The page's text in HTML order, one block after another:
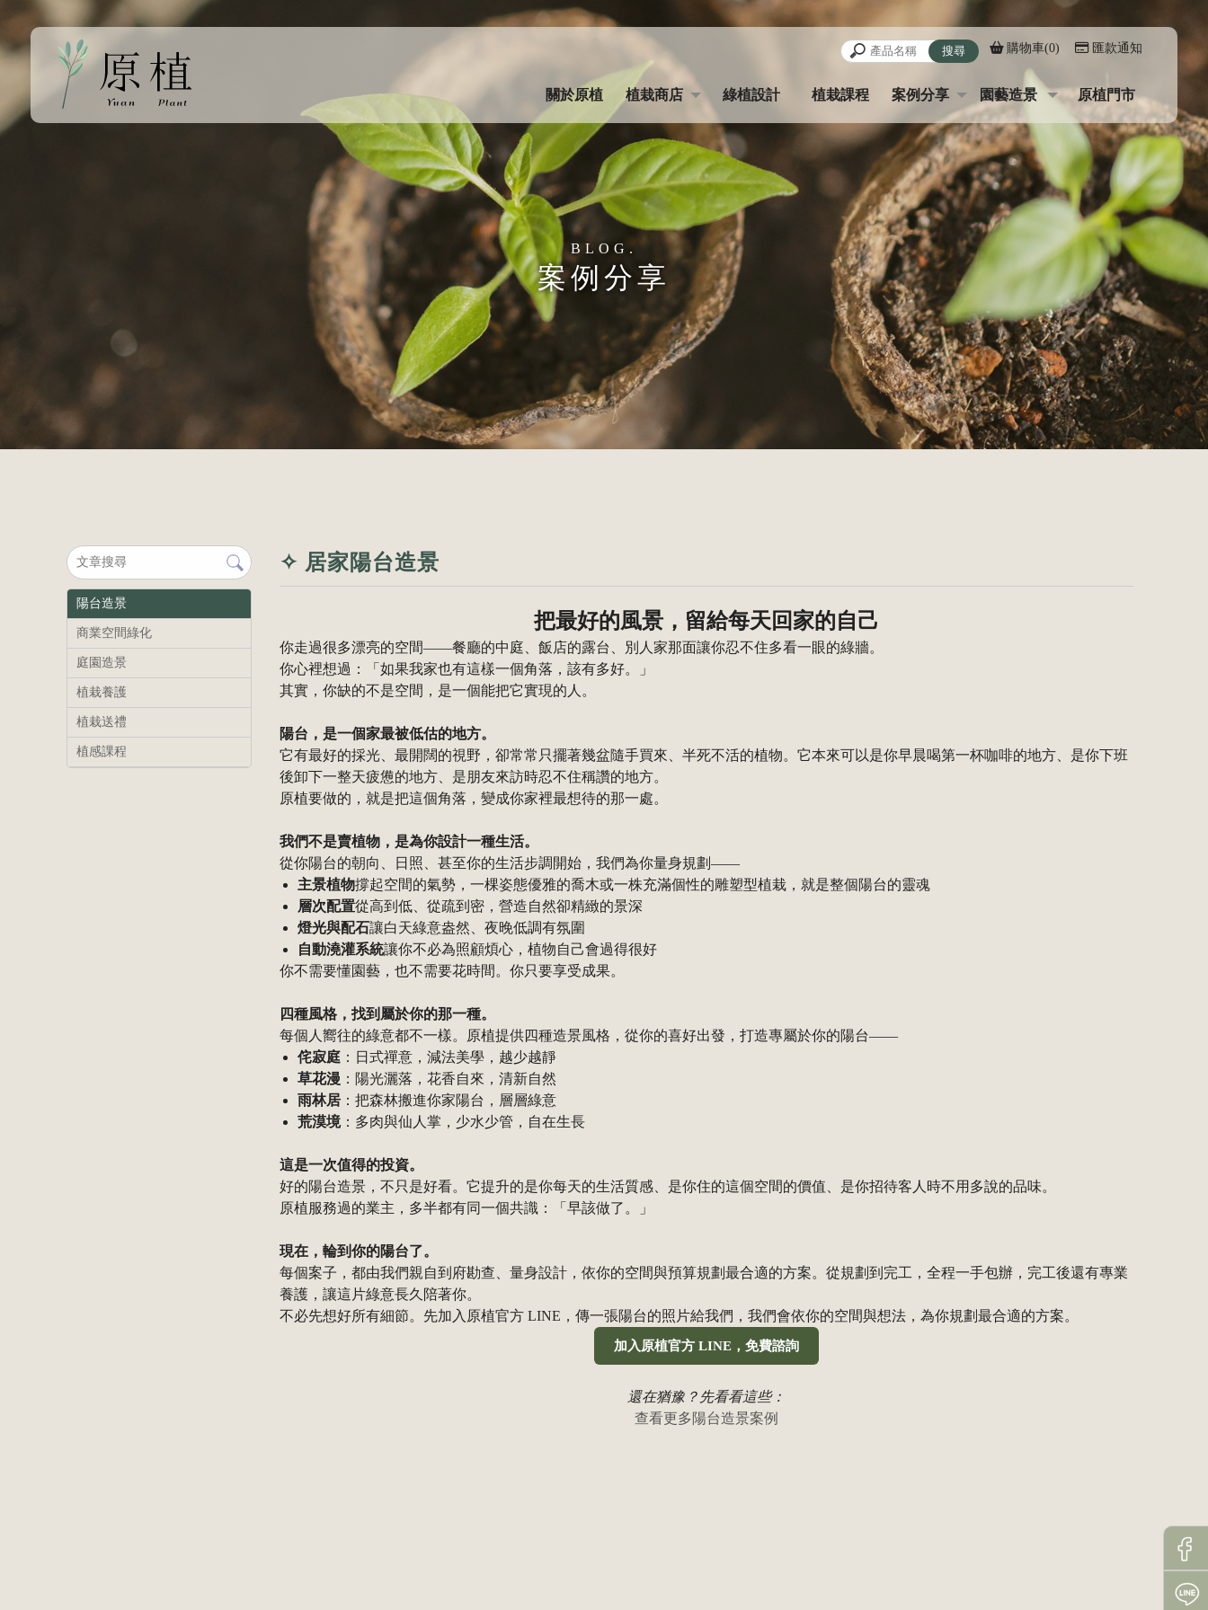
購物車(0) 匯款通知
關於原植
ABOUT
植栽商店
SHOP
綠植設計
PLANT
植栽課程
COURSE
案例分享
BLOG
園藝造景
LANDSC
AP
原植門市
CONTACT
案例分享
陽台造景
商業空間綠化
庭園造景
植栽養護
植栽送禮
植感課程
✧ 居家陽台造景
把最好的風景，留給每天回家的自己
你走過很多漂亮的空間——餐廳的中庭、飯店的露台、別人家那面讓你忍不住多看一眼的綠牆。
你心裡想過：「如果我家也有這樣一個角落，該有多好。」
其實，你缺的不是空間，是一個能把它實現的人。
陽台，是一個家最被低估的地方。
它有最好的採光、最開闊的視野，卻常常只擺著幾盆隨手買來、半死不活的植物。它本來可以是你早晨喝第一杯咖啡的地方、是你下班
後卸下一整天疲憊的地方、是朋友來訪時忍不住稱讚的地方。
原植要做的，就是把這個角落，變成你家裡最想待的那一處。
我們不是賣植物，是為你設計一種生活。
從你陽台的朝向、日照、甚至你的生活步調開始，我們為你量身規劃——
主景植物撐起空間的氣勢，一棵姿態優雅的喬木或一株充滿個性的雕塑型植栽，就是整個陽台的靈魂
層次配置從高到低、從疏到密，營造自然卻精緻的景深
燈光與配石讓白天綠意盎然、夜晚低調有氛圍
自動澆灌系統讓你不必為照顧煩心，植物自己會過得很好
你不需要懂園藝，也不需要花時間。你只要享受成果。
四種風格，找到屬於你的那一種。
每個人嚮往的綠意都不一樣。原植提供四種造景風格，從你的喜好出發，打造專屬於你的陽台——
侘寂庭 ：日式禪意，減法美學，越少越靜
草花漫 ：陽光灑落，花香自來，清新自然
雨林居 ：把森林搬進你家陽台，層層綠意
荒漠境：多肉與仙人掌，少水少管，自在生長
這是一次值得的投資。
好的陽台造景，不只是好看。它提升的是你每天的生活質感、是你住的這個空間的價值、是你招待客人時不用多說的品味。
原植服務過的業主，多半都有同一個共識：「早該做了。」
現在，輪到你的陽台了。
每個案子，都由我們親自到府勘查、量身設計，依你的空間與預算規劃最合適的方案。從規劃到完工，全程一手包辦，完工後還有專業
養護，讓這片綠意長久陪著你。
不必先想好所有細節。先加入原植官方 LINE，傳一張陽台的照片給我們，我們會依你的空間與想法，為你規劃最合適的方案。
加入原植官方 LINE，免費諮詢
還在猶豫？先看看這些：
查看更多陽台造景案例